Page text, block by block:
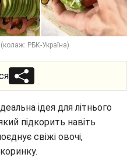
РБК-Україна)
ідея для літнього
підкорить навіть
свіжі овочі,